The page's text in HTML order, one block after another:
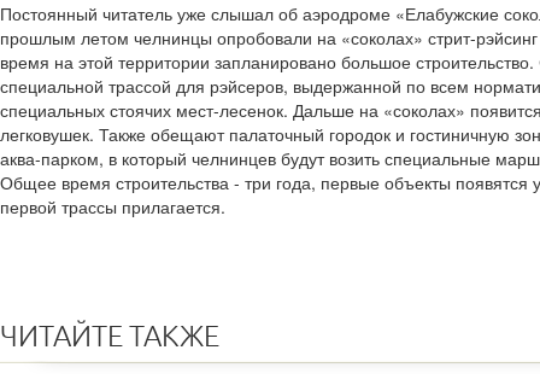
Постоянный читатель уже слышал об аэродроме «Елабужские
прошлым летом челнинцы опробовали на «соколах» стрит-
время на этой территории запланировано большое
специальной трассой для рэйсеров, выдержанной по всем
специальных стоячих мест-лесенок. Дальше на «соколах»
легковушек. Также обещают палаточный городок и гостиничную
аква-парком, в который челнинцев будут возить специальные
Общее время строительства - три года, первые объекты
первой трассы прилагается.
ЧИТАЙТЕ ТАКЖЕ